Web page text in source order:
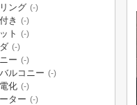
ング (-)
き (-)
ト (-)
(-)
ー (-)
ルコニー (-)
化 (-)
ター (-)